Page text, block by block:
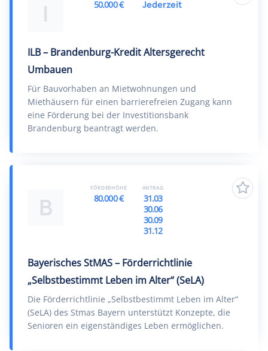
I
ILB – Brandenburg-Kredit Altersgerecht
Umbauen
Für Bauvorhaben an Mietwohnungen und
Miethäusern für einen barrierefreien Zugang kann
eine Förderung bei der Investitionsbank
Brandenburg beantragt werden.
50.000 € Jederzeit
B
Bayerisches StMAS – Förderrichtlinie
„Selbstbestimmt Leben im Alter“ (SeLA)
Die Förderrichtlinie „Selbstbestimmt Leben im Alter“
(SeLA) des Stmas Bayern unterstützt Konzepte, die
Senioren ein eigenständiges Leben ermöglichen.
FÖRDERHÖHE
80.000 €
ANTRAG
31.03
30.06
30.09
31.12